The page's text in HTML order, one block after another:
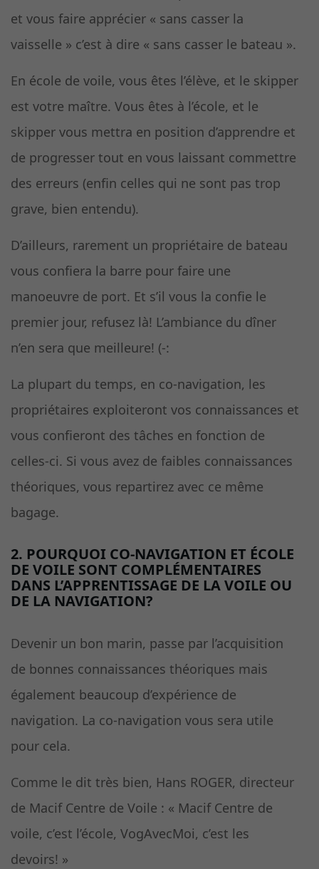
et vous faire apprécier « sans casser la
vaisselle » c’est à dire « sans casser le bateau ».
En école de voile, vous êtes l’élève, et le skipper
est votre maître. Vous êtes à l’école, et le
skipper vous mettra en position d’apprendre et
de progresser tout en vous laissant commettre
des erreurs (enfin celles qui ne sont pas trop
grave, bien entendu).
D’ailleurs, rarement un propriétaire de bateau
vous confiera la barre pour faire une
manoeuvre de port. Et s’il vous la confie le
premier jour, refusez là! L’ambiance du dîner
n’en sera que meilleure! (-:
La plupart du temps, en co-navigation, les
propriétaires exploiteront vos connaissances et
vous confieront des tâches en fonction de
celles-ci. Si vous avez de faibles connaissances
théoriques, vous repartirez avec ce même
bagage.
2. POURQUOI CO-NAVIGATION ET ÉCOLE
DE VOILE SONT COMPLÉMENTAIRES
DANS L’APPRENTISSAGE DE LA VOILE OU
DE LA NAVIGATION?
Devenir un bon marin, passe par l’acquisition
de bonnes connaissances théoriques mais
également beaucoup d’expérience de
navigation. La co-navigation vous sera utile
pour cela.
Comme le dit très bien, Hans ROGER, directeur
de Macif Centre de Voile : « Macif Centre de
voile, c’est l’école, VogAvecMoi, c’est les
devoirs! »